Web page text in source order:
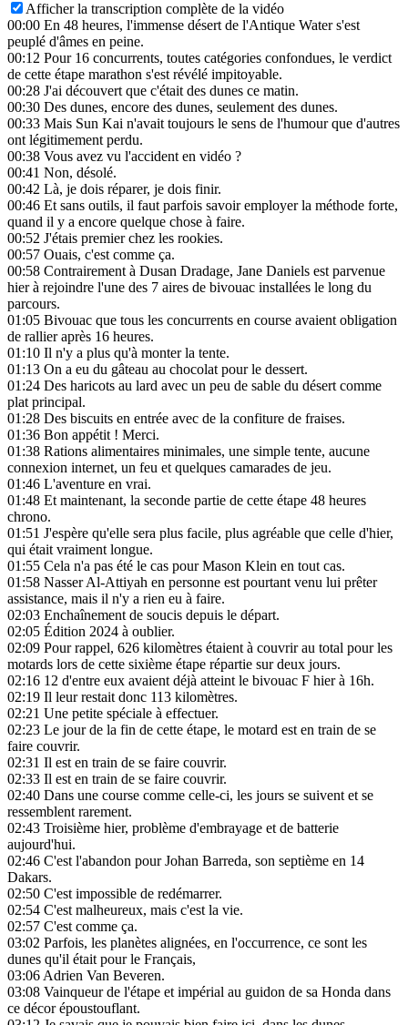
Afficher la transcription complète de la vidéo
00:00 En 48 heures, l'immense désert de l'Antique Water s'est
peuplé d'âmes en peine.
00:12 Pour 16 concurrents, toutes catégories confondues, le verdict
de cette étape marathon s'est révélé impitoyable.
00:28 J'ai découvert que c'était des dunes ce matin.
00:30 Des dunes, encore des dunes, seulement des dunes.
00:33 Mais Sun Kai n'avait toujours le sens de l'humour que d'autres
ont légitimement perdu.
00:38 Vous avez vu l'accident en vidéo ?
00:41 Non, désolé.
00:42 Là, je dois réparer, je dois finir.
00:46 Et sans outils, il faut parfois savoir employer la méthode forte,
quand il y a encore quelque chose à faire.
00:52 J'étais premier chez les rookies.
00:57 Ouais, c'est comme ça.
00:58 Contrairement à Dusan Dradage, Jane Daniels est parvenue
hier à rejoindre l'une des 7 aires de bivouac installées le long du
parcours.
01:05 Bivouac que tous les concurrents en course avaient obligation
de rallier après 16 heures.
01:10 Il n'y a plus qu'à monter la tente.
01:13 On a eu du gâteau au chocolat pour le dessert.
01:24 Des haricots au lard avec un peu de sable du désert comme
plat principal.
01:28 Des biscuits en entrée avec de la confiture de fraises.
01:36 Bon appétit ! Merci.
01:38 Rations alimentaires minimales, une simple tente, aucune
connexion internet, un feu et quelques camarades de jeu.
01:46 L'aventure en vrai.
01:48 Et maintenant, la seconde partie de cette étape 48 heures
chrono.
01:51 J'espère qu'elle sera plus facile, plus agréable que celle d'hier,
qui était vraiment longue.
01:55 Cela n'a pas été le cas pour Mason Klein en tout cas.
01:58 Nasser Al-Attiyah en personne est pourtant venu lui prêter
assistance, mais il n'y a rien eu à faire.
02:03 Enchaînement de soucis depuis le départ.
02:05 Édition 2024 à oublier.
02:09 Pour rappel, 626 kilomètres étaient à couvrir au total pour les
motards lors de cette sixième étape répartie sur deux jours.
02:16 12 d'entre eux avaient déjà atteint le bivouac F hier à 16h.
02:19 Il leur restait donc 113 kilomètres.
02:21 Une petite spéciale à effectuer.
02:23 Le jour de la fin de cette étape, le motard est en train de se
faire couvrir.
02:31 Il est en train de se faire couvrir.
02:33 Il est en train de se faire couvrir.
02:40 Dans une course comme celle-ci, les jours se suivent et se
ressemblent rarement.
02:43 Troisième hier, problème d'embrayage et de batterie
aujourd'hui.
02:46 C'est l'abandon pour Johan Barreda, son septième en 14
Dakars.
02:50 C'est impossible de redémarrer.
02:54 C'est malheureux, mais c'est la vie.
02:57 C'est comme ça.
03:02 Parfois, les planètes alignées, en l'occurrence, ce sont les
dunes qu'il était pour le Français,
03:06Adrien Van Beveren.
03:08 Vainqueur de l'étape et impérial au guidon de sa Honda dans
ce décor époustouflant.